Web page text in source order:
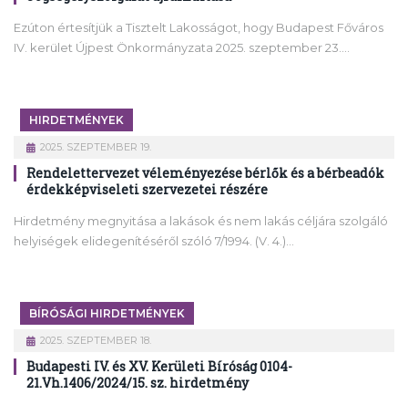
Ezúton értesítjük a Tisztelt Lakosságot, hogy Budapest Főváros
IV. kerület Újpest Önkormányzata 2025. szeptember 23.…
HIRDETMÉNYEK
2025. SZEPTEMBER 19.
Rendelettervezet véleményezése bérlők és a bérbeadók
érdekképviseleti szervezetei részére
Hirdetmény megnyitása a lakások és nem lakás céljára szolgáló
helyiségek elidegenítéséről szóló 7/1994. (V. 4.)…
BÍRÓSÁGI HIRDETMÉNYEK
2025. SZEPTEMBER 18.
Budapesti IV. és XV. Kerületi Bíróság 0104-
21.Vh.1406/2024/15. sz. hirdetmény